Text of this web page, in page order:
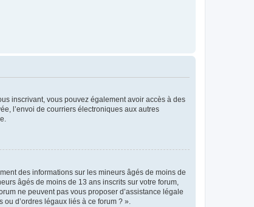
inscrivant, vous pouvez également avoir accès à des
l’envoi de courriers électroniques aux autres
des informations sur les mineurs âgés de moins de
âgés de moins de 13 ans inscrits sur votre forum,
ne peuvent pas vous proposer d’assistance légale
d’ordres légaux liés à ce forum ? ».